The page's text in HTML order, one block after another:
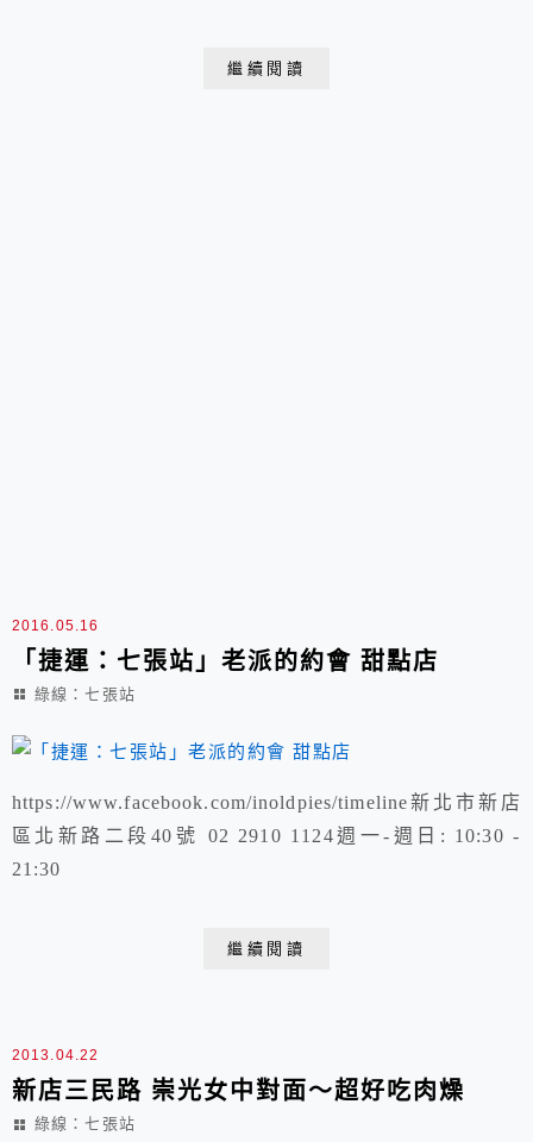
繼續閱讀
2016.05.16
「捷運：七張站」老派的約會 甜點店
綠線：七張站
https://www.facebook.com/inoldpies/timeline新北市新店
區北新路二段40號 02 2910 1124週一-週日: 10:30 -
21:30
繼續閱讀
2013.04.22
新店三民路 崇光女中對面～超好吃肉燥
綠線：七張站